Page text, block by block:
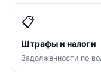
📋
Штрафы и налоги
Задолженности по